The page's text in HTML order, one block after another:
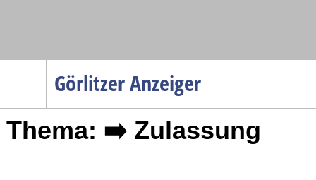
Görlitzer Anzeiger
Menüpunkte
Startseite
Thema: ➡️ Zulassung